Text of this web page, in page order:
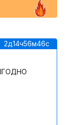
2д14ч56м46c